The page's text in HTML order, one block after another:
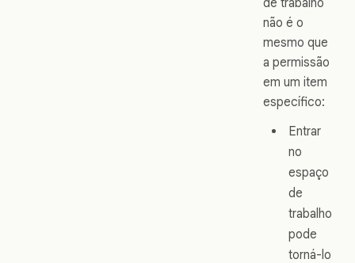
não é o
mesmo que
a permissão
em um item
específico:
Entrar
no
espaço
de
trabalho
pode
torná-lo